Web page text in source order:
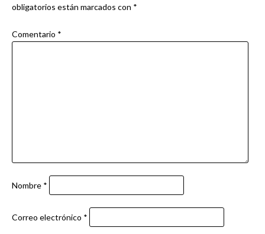
obligatorios están marcados con *
Comentario *
Nombre *
Correo electrónico *